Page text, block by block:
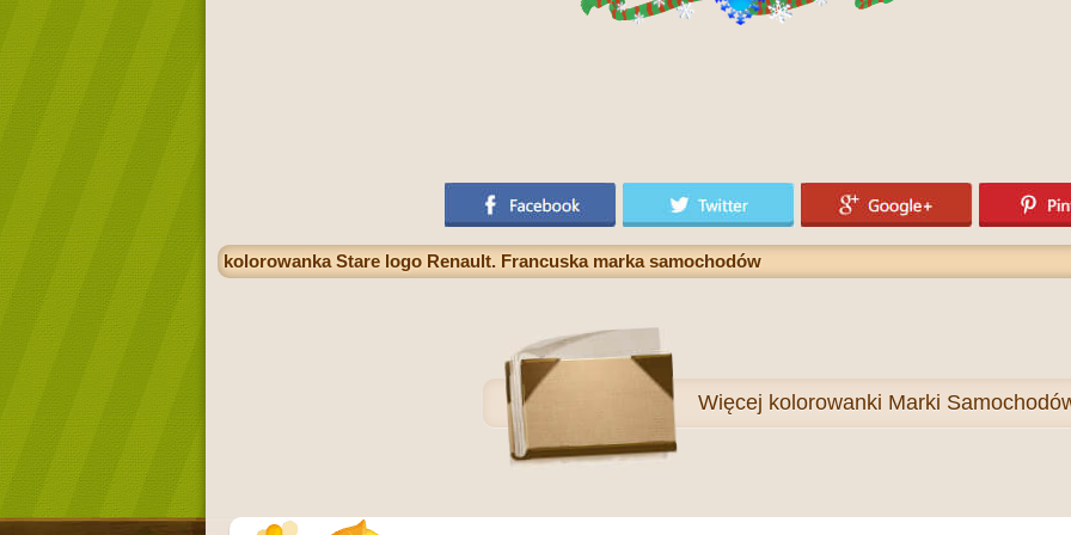
kolorowanka Stare logo Renault. Francuska marka samochodów
Więcej kolorowanki Marki